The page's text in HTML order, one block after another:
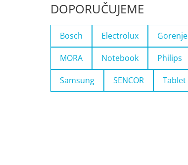
DOPORUČUJEME
Bosch Electrolux Gorenje
MORA Notebook Philips
Samsung SENCOR Tablet